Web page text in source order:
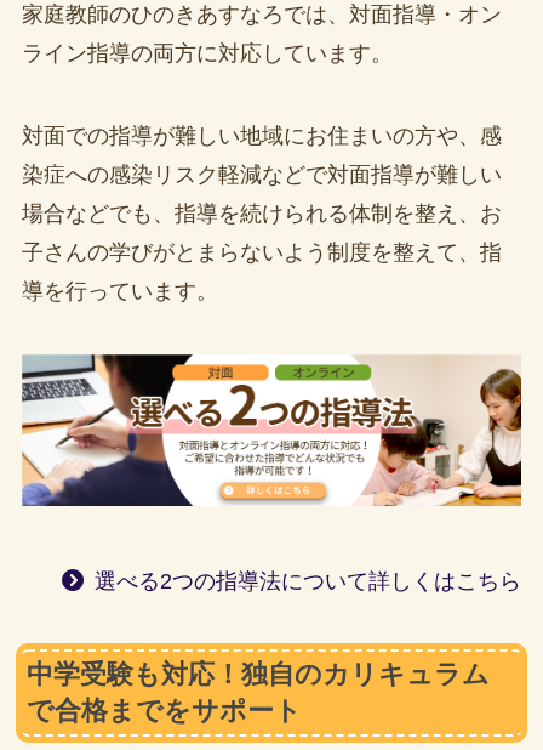
家庭教師のひのきあすなろでは、対面指導・オン
ライン指導の両方に対応しています。
対面での指導が難しい地域にお住まいの方や、感
染症への感染リスク軽減などで対面指導が難しい
場合などでも、指導を続けられる体制を整え、お
子さんの学びがとまらないよう制度を整えて、指
導を行っています。
選べる2つの指導法について詳しくはこちら
中学受験も対応！独自のカリキュラム
で合格までをサポート